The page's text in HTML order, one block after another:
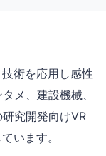
術を応用し感性
メ、建設機械、
究開発向けVR
います。